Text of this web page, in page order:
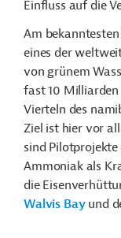
Einfluss auf die
Am
eines der
von grünem
fast 10
Vierteln des
Ziel ist hier vor
sind
Ammoniak als
die
Walvis Bayund